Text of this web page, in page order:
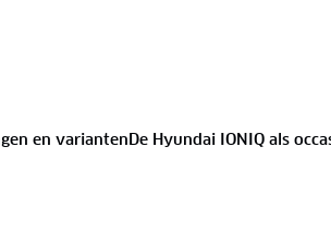
en variantenDe Hyundai IONIQ als